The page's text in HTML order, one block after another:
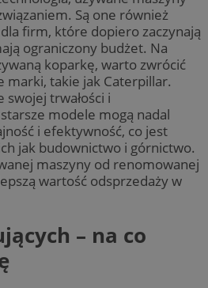
Są one również
firm, które dopiero zaczynają
ograniczony budżet. Na
koparkę, warto zwrócić
marki, takie jak Caterpillar.
swojej trwałości i
modele mogą nadal
i efektywność, co jest
jak budownictwo i górnictwo.
maszyny od renomowanej
wartość odsprzedaży w
– na co